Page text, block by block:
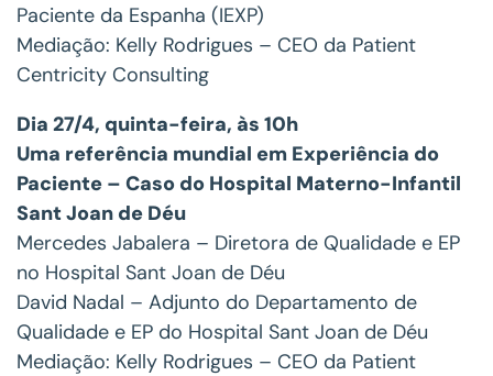
Paciente da Espanha (IEXP)
Mediação: Kelly Rodrigues – CEO da Patient
Centricity Consulting
Dia 27/4, quinta-feira, às 10h
Uma referência mundial em Experiência do
Paciente – Caso do Hospital Materno-Infantil
Sant Joan de Déu
Mercedes Jabalera – Diretora de Qualidade e EP
no Hospital Sant Joan de Déu
David Nadal – Adjunto do Departamento de
Qualidade e EP do Hospital Sant Joan de Déu
Mediação: Kelly Rodrigues – CEO da Patient